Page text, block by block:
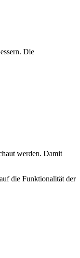
Die
werden. Damit
die Funktionalität der